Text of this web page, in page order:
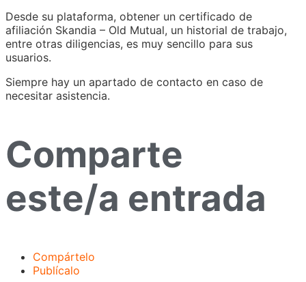
Desde su plataforma, obtener un certificado de
afiliación Skandia – Old Mutual, un historial de trabajo,
entre otras diligencias, es muy sencillo para sus
usuarios.
Siempre hay un apartado de contacto en caso de
necesitar asistencia.
Comparte
este/a entrada
Compártelo
Publícalo